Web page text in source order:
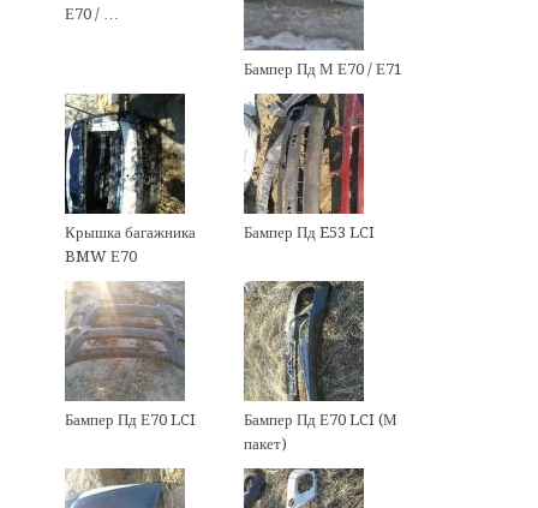
Е70 / …
Бампер Пд М Е70 / Е71
Крышка багажника
BMW Е70
Бампер Пд E53 LCI
Бампер Пд Е70 LCI
Бампер Пд Е70 LCI (М
пакет)